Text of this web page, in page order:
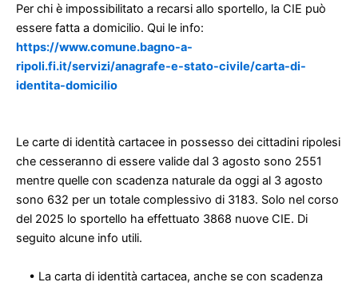
Per chi è impossibilitato a recarsi allo sportello, la CIE può
essere fatta a domicilio. Qui le info:
https://www.comune.bagno-a-
ripoli.fi.it/servizi/anagrafe-e-stato-civile/carta-di-
identita-domicilio
Le carte di identità cartacee in possesso dei cittadini ripolesi
che cesseranno di essere valide dal 3 agosto sono 2551
mentre quelle con scadenza naturale da oggi al 3 agosto
sono 632 per un totale complessivo di 3183. Solo nel corso
del 2025 lo sportello ha effettuato 3868 nuove CIE. Di
seguito alcune info utili.
• La carta di identità cartacea, anche se con scadenza